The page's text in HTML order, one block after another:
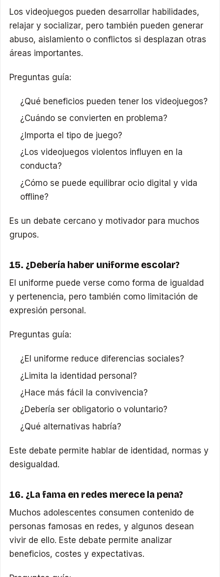
Los videojuegos pueden desarrollar habilidades,
relajar y socializar, pero también pueden generar
abuso, aislamiento o conflictos si desplazan otras
áreas importantes.
Preguntas guía:
¿Qué beneficios pueden tener los videojuegos?
¿Cuándo se convierten en problema?
¿Importa el tipo de juego?
¿Los videojuegos violentos influyen en la
conducta?
¿Cómo se puede equilibrar ocio digital y vida
offline?
Es un debate cercano y motivador para muchos
grupos.
15. ¿Debería haber uniforme escolar?
El uniforme puede verse como forma de igualdad
y pertenencia, pero también como limitación de
expresión personal.
Preguntas guía:
¿El uniforme reduce diferencias sociales?
¿Limita la identidad personal?
¿Hace más fácil la convivencia?
¿Debería ser obligatorio o voluntario?
¿Qué alternativas habría?
Este debate permite hablar de identidad, normas y
desigualdad.
16. ¿La fama en redes merece la pena?
Muchos adolescentes consumen contenido de
personas famosas en redes, y algunos desean
vivir de ello. Este debate permite analizar
beneficios, costes y expectativas.